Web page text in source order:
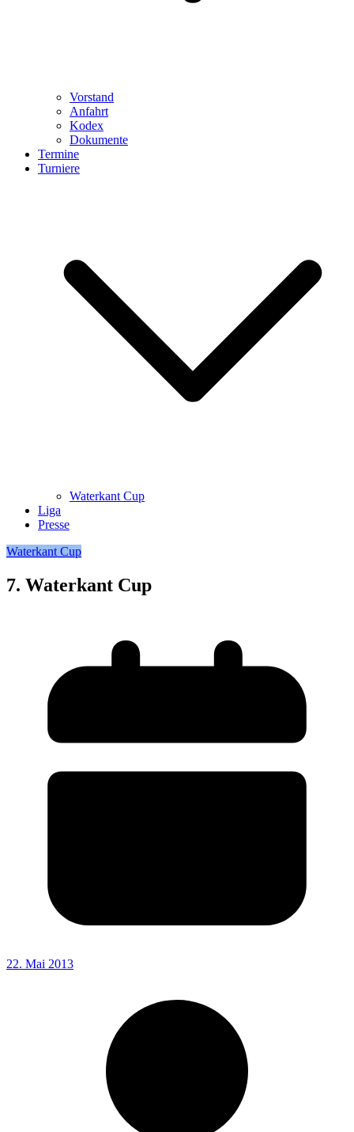
Vorstand
Anfahrt
Kodex
Dokumente
Termine
Turniere
Waterkant Cup
Liga
Presse
Waterkant Cup
7. Waterkant Cup
22. Mai 2013